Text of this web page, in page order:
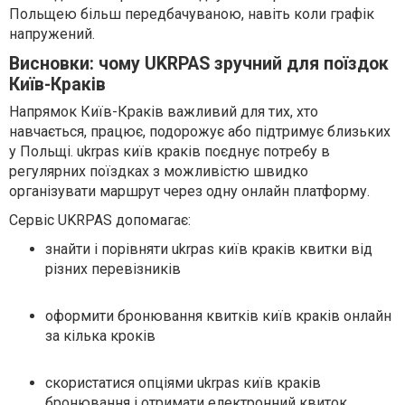
Польщею більш передбачуваною, навіть коли графік
напружений.
Висновки: чому UKRPAS зручний для поїздок
Київ-Краків
Напрямок Київ-Краків важливий для тих, хто
навчається, працює, подорожує або підтримує близьких
у Польщі. ukrpas київ краків поєднує потребу в
регулярних поїздках з можливістю швидко
організувати маршрут через одну онлайн платформу.
Сервіс UKRPAS допомагає:
знайти і порівняти ukrpas київ краків квитки від
різних перевізників
оформити бронювання квитків київ краків онлайн
за кілька кроків
скористатися опціями ukrpas київ краків